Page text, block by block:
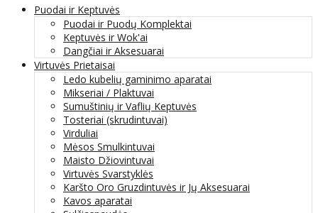
Puodai ir Keptuvės
Puodai ir Puodų Komplektai
Keptuvės ir Wok'ai
Dangčiai ir Aksesuarai
Virtuvės Prietaisai
Ledo kubelių gaminimo aparatai
Mikseriai / Plaktuvai
Sumuštinių ir Vaflių Keptuvės
Tosteriai (skrudintuvai)
Virduliai
Mėsos Smulkintuvai
Maisto Džiovintuvai
Virtuvės Svarstyklės
Karšto Oro Gruzdintuvės ir Jų Aksesuarai
Kavos aparatai